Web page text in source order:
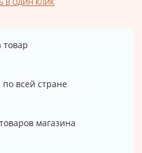
В ОДИН КЛИК
товар
по всей стране
магазина